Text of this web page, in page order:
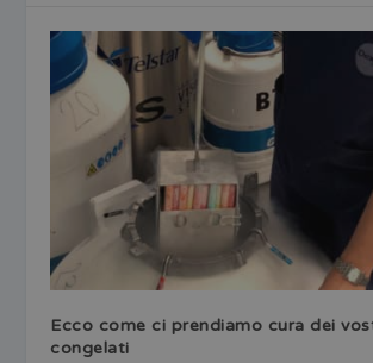
Ecco come ci prendiamo cura dei
congelati